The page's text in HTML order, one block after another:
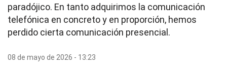
paradójico. En tanto adquirimos la comunicación
telefónica en concreto y en proporción, hemos
perdido cierta comunicación presencial.
08 de mayo de 2026 - 13:23